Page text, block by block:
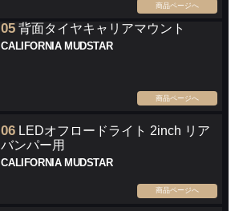
商品ページへ
05 背面タイヤキャリアマウント
CALIFORNIA MUDSTAR
商品ページへ
06 LEDオフロードライト 2inch リア
バンパー用
CALIFORNIA MUDSTAR
商品ページへ